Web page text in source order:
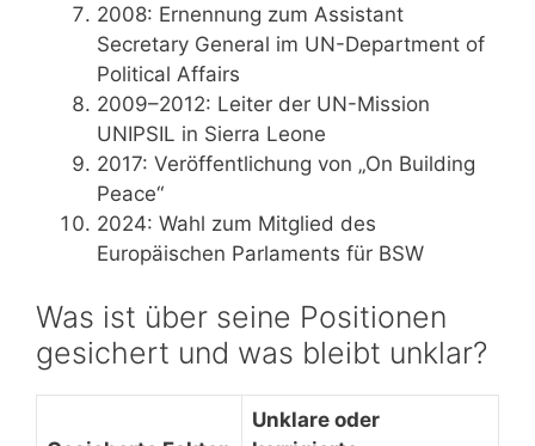
2008: Ernennung zum Assistant
Secretary General im UN-Department of
Political Affairs
2009–2012: Leiter der UN-Mission
UNIPSIL in Sierra Leone
2017: Veröffentlichung von „On Building
Peace“
2024: Wahl zum Mitglied des
Europäischen Parlaments für BSW
Was ist über seine Positionen
gesichert und was bleibt unklar?
Unklare oder